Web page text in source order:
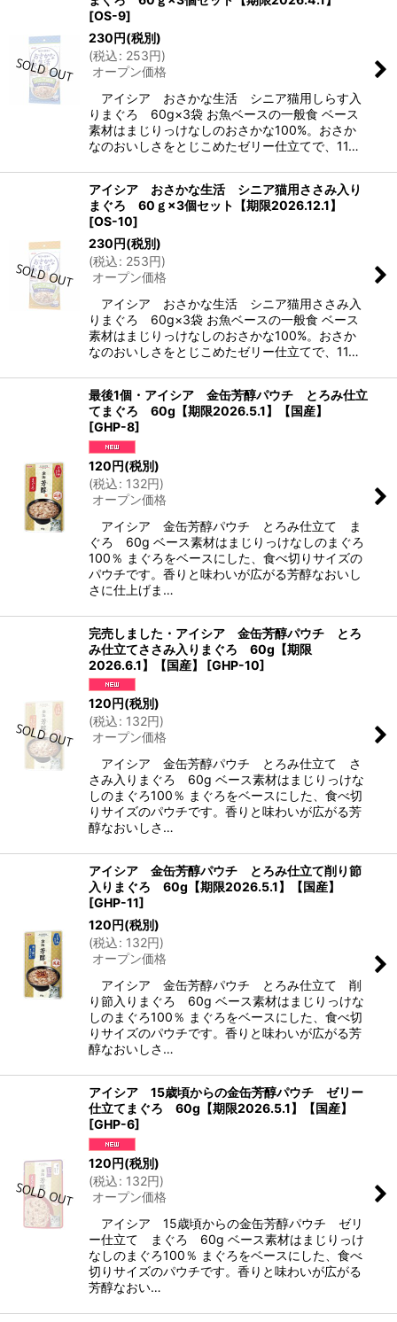
[OS-9]
230円(税別)
(税込: 253円)
オープン価格
アイシア おさかな生活 シニア猫用しらす入
りまぐろ 60g×3袋 お魚ベースの一般食 ベース
素材はまじりっけなしのおさかな100%。おさか
なのおいしさをとじこめたゼリー仕立てで、11…
アイシア おさかな生活 シニア猫用ささみ入り
まぐろ 60ｇ×3個セット【期限2026.12.1】
[OS-10]
230円(税別)
(税込: 253円)
オープン価格
アイシア おさかな生活 シニア猫用ささみ入
りまぐろ 60g×3袋 お魚ベースの一般食 ベース
素材はまじりっけなしのおさかな100%。おさか
なのおいしさをとじこめたゼリー仕立てで、11…
最後1個・アイシア 金缶芳醇パウチ とろみ仕立
てまぐろ 60g【期限2026.5.1】【国産】
[GHP-8]
120円(税別)
(税込: 132円)
オープン価格
アイシア 金缶芳醇パウチ とろみ仕立て ま
ぐろ 60g ベース素材はまじりっけなしのまぐろ
100％ まぐろをベースにした、食べ切りサイズの
パウチです。香りと味わいが広がる芳醇なおいし
さに仕上げま…
完売しました・アイシア 金缶芳醇パウチ とろ
み仕立てささみ入りまぐろ 60g【期限
2026.6.1】【国産】
[GHP-10]
120円(税別)
(税込: 132円)
オープン価格
アイシア 金缶芳醇パウチ とろみ仕立て さ
さみ入りまぐろ 60g ベース素材はまじりっけな
しのまぐろ100％ まぐろをベースにした、食べ切
りサイズのパウチです。香りと味わいが広がる芳
醇なおいしさ…
アイシア 金缶芳醇パウチ とろみ仕立て削り節
入りまぐろ 60g【期限2026.5.1】【国産】
[GHP-11]
120円(税別)
(税込: 132円)
オープン価格
アイシア 金缶芳醇パウチ とろみ仕立て 削
り節入りまぐろ 60g ベース素材はまじりっけな
しのまぐろ100％ まぐろをベースにした、食べ切
りサイズのパウチです。香りと味わいが広がる芳
醇なおいしさ…
アイシア 15歳頃からの金缶芳醇パウチ ゼリー
仕立てまぐろ 60g【期限2026.5.1】【国産】
[GHP-6]
120円(税別)
(税込: 132円)
オープン価格
アイシア 15歳頃からの金缶芳醇パウチ ゼリ
ー仕立て まぐろ 60g ベース素材はまじりっけ
なしのまぐろ100％ まぐろをベースにした、食べ
切りサイズのパウチです。香りと味わいが広がる
芳醇なおい…